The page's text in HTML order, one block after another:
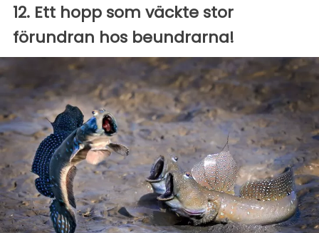
12. Ett hopp som väckte stor
förundran hos beundrarna!